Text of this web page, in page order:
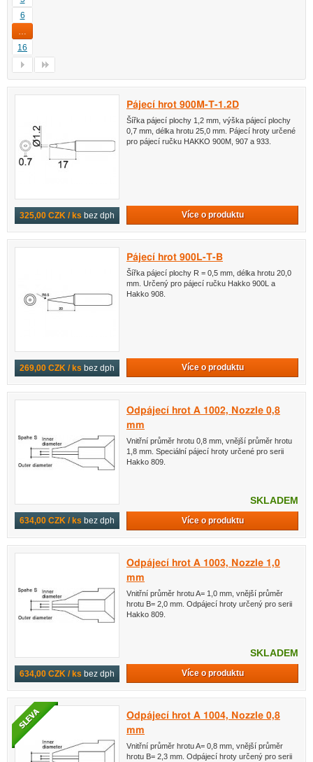
6
16
325,00 CZK / ks bez dph
Pájecí hrot 900M-T-1.2D
Šířka pájecí plochy 1,2 mm, výška pájecí plochy
0,7 mm, délka hrotu 25,0 mm. Pájecí hroty určené
pro pájecí ručku HAKKO 900M, 907 a 933.
Více o produktu
269,00 CZK / ks bez dph
Pájecí hrot 900L-T-B
Šířka pájecí plochy R = 0,5 mm, délka hrotu 20,0
mm. Určený pro pájecí ručku Hakko 900L a
Hakko 908.
Více o produktu
634,00 CZK / ks bez dph
Odpájecí hrot A 1002, Nozzle 0,8
mm
Vnitřní průměr hrotu 0,8 mm, vnější průměr hrotu
1,8 mm. Speciální pájecí hroty určené pro serii
Hakko 809.
SKLADEM
Více o produktu
634,00 CZK / ks bez dph
Odpájecí hrot A 1003, Nozzle 1,0
mm
Vnitřní průměr hrotu A= 1,0 mm, vnější průměr
hrotu B= 2,0 mm. Odpájecí hroty určený pro serii
Hakko 809.
SKLADEM
Více o produktu
Odpájecí hrot A 1004, Nozzle 0,8
mm
Vnitřní průměr hrotu A= 0,8 mm, vnější průměr
hrotu B= 2,3 mm. Odpájecí hroty určený pro serii